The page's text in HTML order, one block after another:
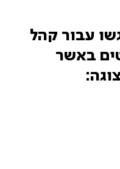
עבור קהל
באשר